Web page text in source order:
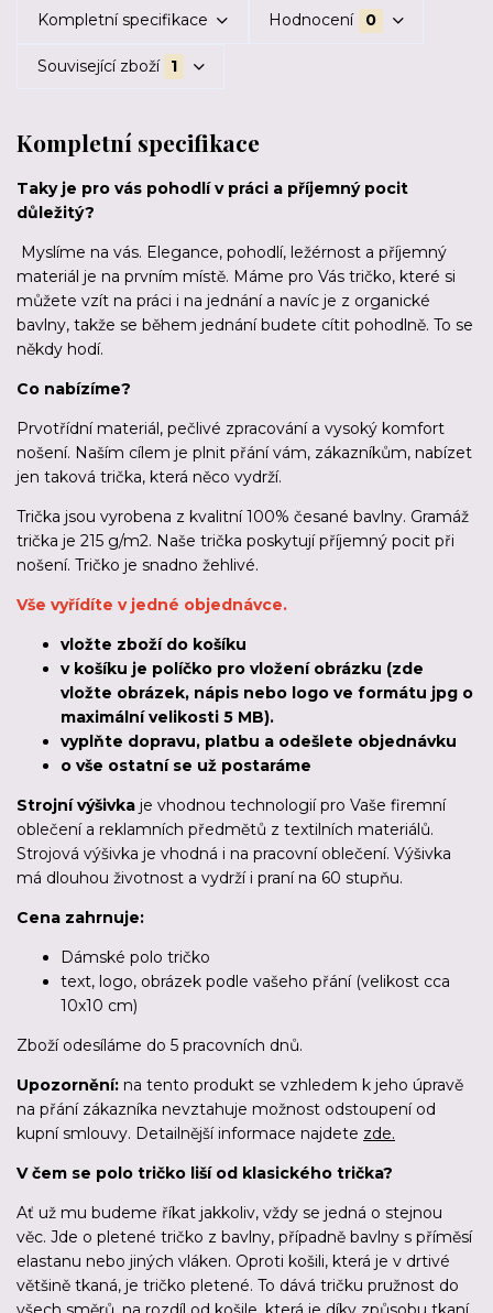
Kompletní specifikace Hodnocení 0
Související zboží 1
Kompletní specifikace
Taky je pro vás pohodlí v práci a příjemný pocit
důležitý?
Myslíme na vás. Elegance, pohodlí, ležérnost a příjemný
materiál je na prvním místě. Máme pro Vás tričko, které si
můžete vzít na práci i na jednání a navíc je z organické
bavlny, takže se během jednání budete cítit pohodlně. To se
někdy hodí.
Co nabízíme?
Prvotřídní materiál, pečlivé zpracování a vysoký komfort
nošení. Naším cílem je plnit přání vám, zákazníkům, nabízet
jen taková trička, která něco vydrží.
Trička jsou vyrobena z kvalitní 100% česané bavlny. Gramáž
trička je 215 g/m2. Naše trička poskytují příjemný pocit při
nošení. Tričko je snadno žehlivé.
Vše vyřídíte v jedné objednávce.
vložte zboží do košíku
v košíku je políčko pro vložení obrázku (zde
vložte obrázek, nápis nebo logo ve formátu jpg o
maximální velikosti 5 MB).
vyplňte dopravu, platbu a odešlete objednávku
o vše ostatní se už postaráme
Strojní výšivka je vhodnou technologií pro Vaše firemní
oblečení a reklamních předmětů z textilních materiálů.
Strojová výšivka je vhodná i na pracovní oblečení. Výšivka
má dlouhou životnost a vydrží i praní na 60 stupňu.
Cena zahrnuje:
Dámské polo tričko
text, logo, obrázek podle vašeho přání (velikost cca
10x10 cm)
Zboží odesíláme do 5 pracovních dnů.
Upozornění: na tento produkt se vzhledem k jeho úpravě
na přání zákazníka nevztahuje možnost odstoupení od
kupní smlouvy. Detailnější informace najdete zde.
V čem se polo tričko liší od klasického trička?
Ať už mu budeme říkat jakkoliv, vždy se jedná o stejnou
věc. Jde o pletené tričko z bavlny, případně bavlny s příměsí
elastanu nebo jiných vláken. Oproti košili, která je v drtivé
většině tkaná, je tričko pletené. To dává tričku pružnost do